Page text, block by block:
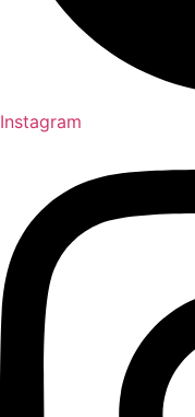
Instagram